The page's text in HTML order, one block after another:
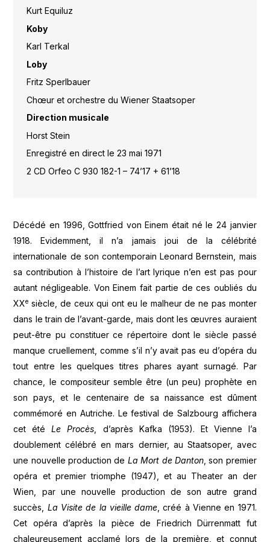
Kurt Equiluz
Koby
Karl Terkal
Loby
Fritz Sperlbauer
Chœur et orchestre du Wiener Staatsoper
Direction musicale
Horst Stein
Enregistré en direct le 23 mai 1971
2 CD Orfeo C 930 182-1 – 74’17 + 61’18
Décédé en 1996, Gottfried von Einem était né le 24 janvier
1918. Evidemment, il n’a jamais joui de la célébrité
internationale de son contemporain Leonard Bernstein, mais
sa contribution à l’histoire de l’art lyrique n’en est pas pour
autant négligeable. Von Einem fait partie de ces oubliés du
XXe siècle, de ceux qui ont eu le malheur de ne pas monter
dans le train de l’avant-garde, mais dont les œuvres auraient
peut-être pu constituer ce répertoire dont le siècle passé
manque cruellement, comme s’il n’y avait pas eu d’opéra du
tout entre les quelques titres phares ayant surnagé. Par
chance, le compositeur semble être (un peu) prophète en
son pays, et le centenaire de sa naissance est dûment
commémoré en Autriche. Le festival de Salzbourg affichera
cet étéLe Procès, d’après Kafka (1953). Et Vienne l’a
doublement célébré en mars dernier, au Staatsoper, avec
une nouvelle production de La Mort de Danton, son premier
opéra et premier triomphe (1947), et au Theater an der
Wien, par une nouvelle production de son autre grand
succès, La Visite de la vieille dame, créé à Vienne en 1971.
Cet opéra d’après la pièce de Friedrich Dürrenmatt fut
chaleureusement acclamé lors de la première, et connut